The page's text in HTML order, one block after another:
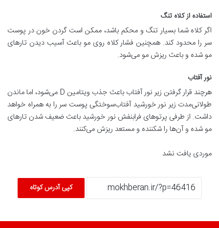
استفاده از کلاه تنگ
اگر کلاه شما بسیار تنگ و محکم باشد، ممکن است گردن خون در پوست
سر را محدود کند. همچنین فشار کلاه روی مو باعث آسیب دیدن تارهای
مو شده و باعث ریزش مو می‌شود.
نور آفتاب
هرچند قرار گرفتن زیر نور آفتاب باعث جذب ویتامین D می‌شود، اما ماندن
طولانی‌مدت زیر نور خورشید آفتاب‌سوختگی پوست سر را به همراه خواهد
داشت. از طرفی پرتوهای فرابنفش نور خورشید باعث ضعیف شدن تارهای
مو شده و آن‌ها را شکننده و مستعد ریزش می‌کنند.
موردی یافت نشد
کپی آدرس کوتاه